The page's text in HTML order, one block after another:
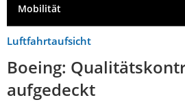
Mobilität
Luftfahrtaufsicht
Boeing:
aufgedeckt